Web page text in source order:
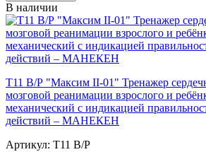
В наличии
Т11 В/Р "Максим II-01" Тренажер
мозговой реанимации взрослого и
механический с индикацией
действий – МАНЕКЕН
Артикул: Т11 В/Р